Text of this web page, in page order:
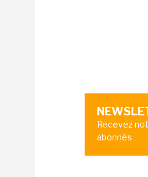
Recevez
abonnés